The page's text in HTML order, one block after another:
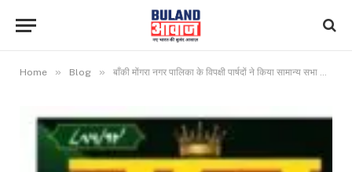
Home » Blog » बाँकी मोंगरा नगर पालिका के विपक्षी पार्षदों ने किया सामान्य सभा का आयोजन करवाने की माँगनेता प्रतिपक्ष मधुसूदन दास के नेतृत्व में विपक्षी पार्षदों ने ज़िलाधीश को सौंपा ज्ञापन